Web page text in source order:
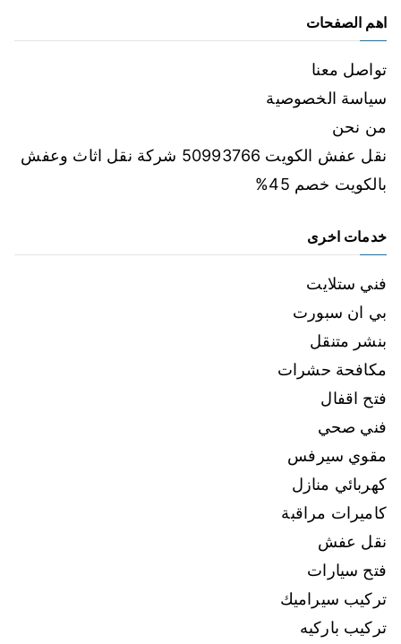
اهم الصفحات
تواصل معنا
سياسة الخصوصية
من نحن
نقل عفش الكويت 50993766 شركة نقل اثاث وعفش
بالكويت خصم 45%
خدمات اخرى
فني ستلايت
بي ان سبورت
بنشر متنقل
مكافحة حشرات
فتح اقفال
فني صحي
مقوي سيرفس
كهربائي منازل
كاميرات مراقبة
نقل عفش
فتح سيارات
تركيب سيراميك
تركيب باركيه